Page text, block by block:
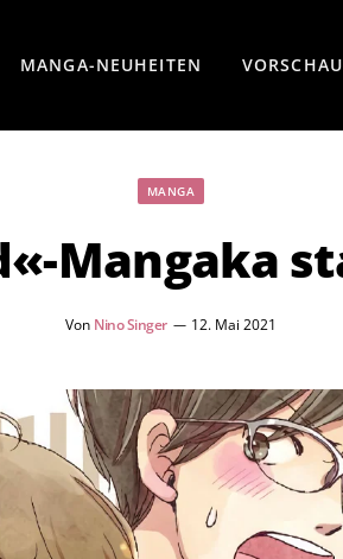
MANGA-NEUHEITEN VORSCHAU
MANGA
Mangaka
Von Nino Singer 12. Mai 2021